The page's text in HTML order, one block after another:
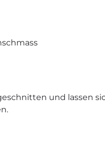
und lassen